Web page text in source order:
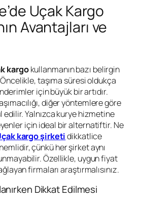
Uçak Kargo
Avantajları ve
kargokullanmanın bazı belirgin
taşıma süresi oldukça
için büyük bir artıdır.
diğer yöntemlere göre
edilir. Yalnızca kurye hizmetine
için ideal bir alternatiftir. Ne
kargo şirketidikkatlice
çünkü her şirket aynı
Özellikle, uygun fiyat
firmaları araştırmalısınız.
Dikkat Edilmesi